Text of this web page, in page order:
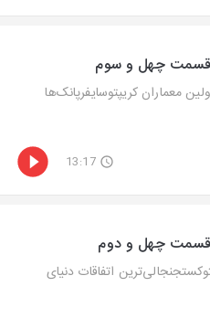
قسمت چهل و سوم
معماران کریپتوسایفرپانک‌ها
13:17
چهل و دوم
۴۲ کریپتوکستجنجالی‌ترین اتفاقات دنیای